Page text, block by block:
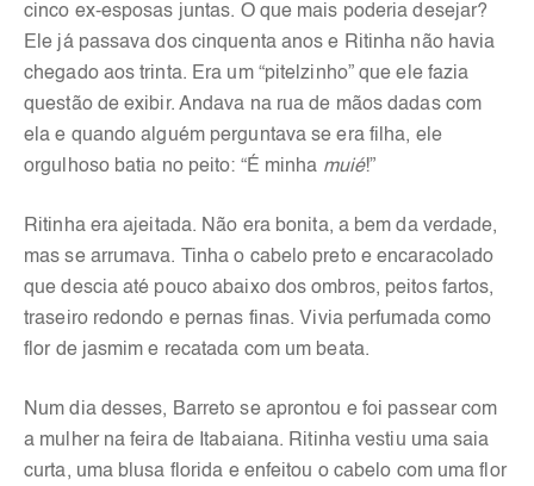
cinco ex-esposas juntas. O que mais poderia desejar?
Ele já passava dos cinquenta anos e Ritinha não havia
chegado aos trinta. Era um “pitelzinho” que ele fazia
questão de exibir. Andava na rua de mãos dadas com
ela e quando alguém perguntava se era filha, ele
orgulhoso batia no peito: “É minha muié!”
Ritinha era ajeitada. Não era bonita, a bem da verdade,
mas se arrumava. Tinha o cabelo preto e encaracolado
que descia até pouco abaixo dos ombros, peitos fartos,
traseiro redondo e pernas finas. Vivia perfumada como
flor de jasmim e recatada com um beata.
Num dia desses, Barreto se aprontou e foi passear com
a mulher na feira de Itabaiana. Ritinha vestiu uma saia
curta, uma blusa florida e enfeitou o cabelo com uma flor